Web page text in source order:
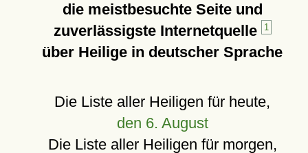
die meistbesuchte Seite und
zuverlässigste Internetquelle
1
über Heilige in deutscher Sprache
Die Liste aller Heiligen für heute,
den 6. August
Die Liste aller Heiligen für morgen,